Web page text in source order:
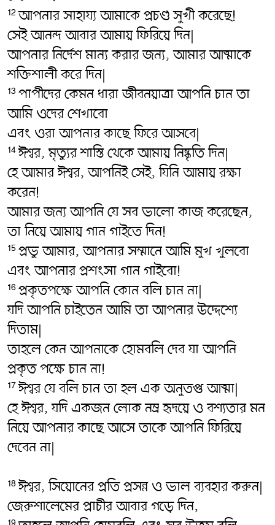
12আপনার সাহায্য আমাকে প্রচণ্ড সুখী করেছে!
সেই আনন্দ আবার আমায় ফিরিয়ে দিন|
আপনার নির্দেশ মান্য করার জন্য, আমার আত্মাকে
শক্তিশালী করে দিন|
13 পাপীদের কেমন ধারা জীবনয়াত্রা আপনি চান তা
আমি ওদের শেখাবো
এবং ওরা আপনার কাছে ফিরে আসবে|
14ঈশ্বর, মৃত্যুর শাস্তি থেকে আমায় নিষ্কৃতি দিন|
হে আমার ঈশ্বর, আপনিই সেই, যিনি আমায় রক্ষা
করেন!
আমার জন্য আপনি যে সব ভালো কাজ করেছেন,
তা নিয়ে আমায় গান গাইতে দিন!
15 প্রভু আমার, আপনার সম্মানে আমি মুখ খুলবো
এবং আপনার প্রশংসা গান গাইবো!
16 প্রকৃতপক্ষে আপনি কোন বলি চান না|
যদি আপনি চাইতেন আমি তা আপনার উদ্দেশ্যে
দিতাম|
তাহলে কেন আপনাকে হোমবলি দেব যা আপনি
প্রকৃত পক্ষে চান না!
17ঈশ্বর যে বলি চান তা হল এক অনুতপ্ত আত্মা|
হে ঈশ্বর, যদি একজন লোক নম্র হৃদয়ে ও বশ্যতার মন
নিয়ে আপনার কাছে আসে তাকে আপনি ফিরিয়ে
দেবেন না|
18ঈশ্বর, সিয়োনের প্রতি প্রসন্ন ও ভাল ব্যবহার করুন|
জেরুশালেমের প্রাচীর আবার গড়ে দিন,
19